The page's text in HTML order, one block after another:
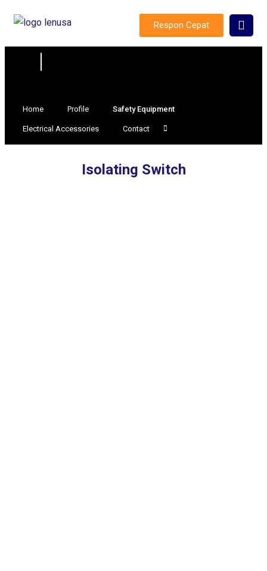
Respon Cepat
Home Profile Safety Equipment
Electrical Accessories Contact
Isolating Switch